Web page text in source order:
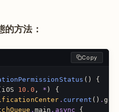
方法：
Copy
()
{
iOS 10.0 , * )
{
. current () .
. main . async
{